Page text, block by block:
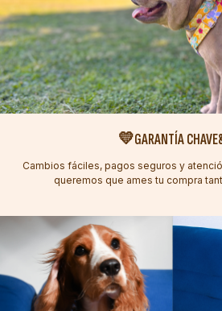
💛GARANTÍA
Cambios fáciles, pagos seguros y
queremos que ames tu compra